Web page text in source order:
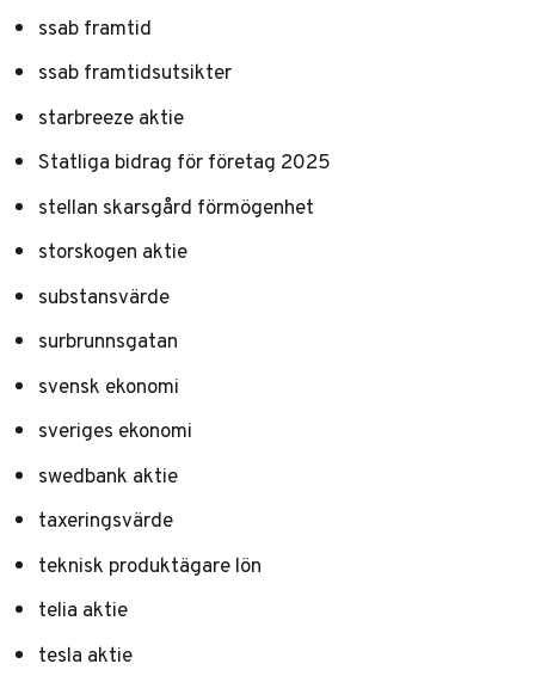
ssab framtid
ssab framtidsutsikter
starbreeze aktie
Statliga bidrag för företag 2025
stellan skarsgård förmögenhet
storskogen aktie
substansvärde
surbrunnsgatan
svensk ekonomi
sveriges ekonomi
swedbank aktie
taxeringsvärde
teknisk produktägare lön
telia aktie
tesla aktie